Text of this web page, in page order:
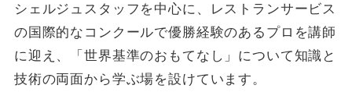
シェルジュスタッフを中心に、レストランサービス
の国際的なコンクールで優勝経験のあるプロを講師
に迎え、「世界基準のおもてなし」について知識と
技術の両面から学ぶ場を設けています。